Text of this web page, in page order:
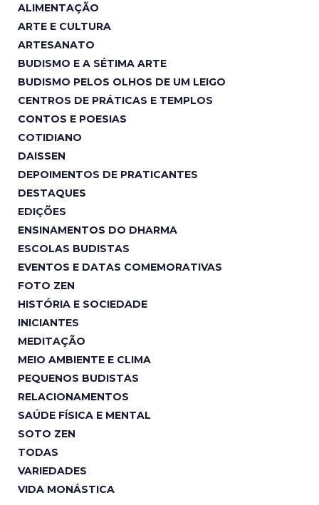
ALIMENTAÇÃO
ARTE E CULTURA
ARTESANATO
BUDISMO E A SÉTIMA ARTE
BUDISMO PELOS OLHOS DE UM LEIGO
CENTROS DE PRÁTICAS E TEMPLOS
CONTOS E POESIAS
COTIDIANO
DAISSEN
DEPOIMENTOS DE PRATICANTES
DESTAQUES
EDIÇÕES
ENSINAMENTOS DO DHARMA
ESCOLAS BUDISTAS
EVENTOS E DATAS COMEMORATIVAS
FOTO ZEN
HISTÓRIA E SOCIEDADE
INICIANTES
MEDITAÇÃO
MEIO AMBIENTE E CLIMA
PEQUENOS BUDISTAS
RELACIONAMENTOS
SAÚDE FÍSICA E MENTAL
SOTO ZEN
TODAS
VARIEDADES
VIDA MONÁSTICA